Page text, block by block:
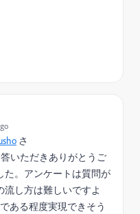
さ
いただきありがとうご
た。アンケートは質問が
し方は難しいですよ
ある程度実現できそう